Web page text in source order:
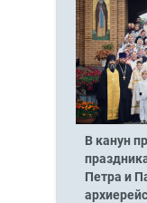
В канун
Петра и